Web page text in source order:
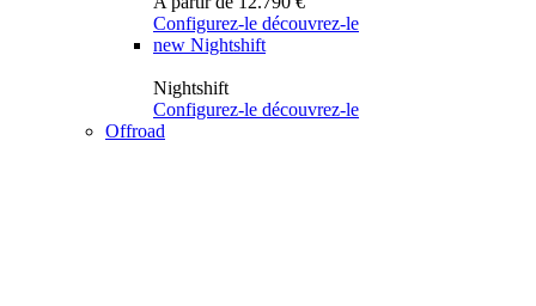
Configurez-le découvrez-le
new Nightshift
Nightshift
Configurez-le découvrez-le
Offroad